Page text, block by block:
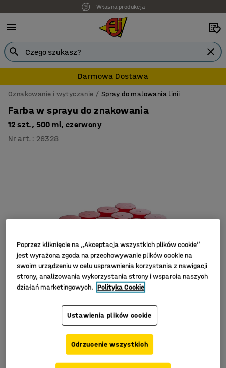
Własna produkcja
7 lat gwarancji
Darmowa Dostawa
Oznakowanie i wytyczanie Spray do malowania linii
Farba w sprayu do znakowania
12 szt., 500 ml, czerwony
Nr art. : 26328
Poprzez kliknięcie na „Akceptacja wszystkich plików cookie”
jest wyrażona zgoda na przechowywanie plików cookie na
swoim urządzeniu w celu usprawnienia korzystania z nawigacji
strony, analizowania wykorzystania strony i wsparcia naszych
działań marketingowych. Polityka Cookie
Ustawienia plików cookie
Odrzucenie wszystkich